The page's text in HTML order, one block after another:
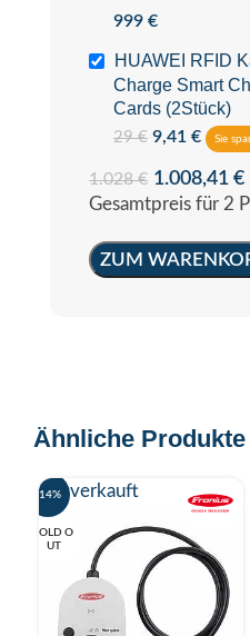
999 €
HUAWEI RFID
Charge Smart
Cards (2Stück)
29€ 9,41 € Sie
1.028€ 1.008,41 €
Gesamtpreis für 2
ZUM
Ähnliche Produkte
Ausverkauft
-14%
SOLD O
UT